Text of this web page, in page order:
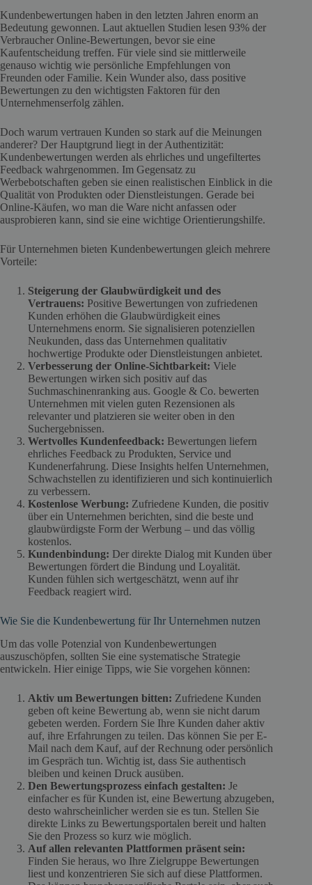
Kundenbewertungen haben in den letzten Jahren enorm an
Bedeutung gewonnen. Laut aktuellen Studien lesen 93% der
Verbraucher Online-Bewertungen, bevor sie eine
Kaufentscheidung treffen. Für viele sind sie mittlerweile
genauso wichtig wie persönliche Empfehlungen von
Freunden oder Familie. Kein Wunder also, dass positive
Bewertungen zu den wichtigsten Faktoren für den
Unternehmenserfolg zählen.
Doch warum vertrauen Kunden so stark auf die Meinungen
anderer? Der Hauptgrund liegt in der Authentizität:
Kundenbewertungen werden als ehrliches und ungefiltertes
Feedback wahrgenommen. Im Gegensatz zu
Werbebotschaften geben sie einen realistischen Einblick in die
Qualität von Produkten oder Dienstleistungen. Gerade bei
Online-Käufen, wo man die Ware nicht anfassen oder
ausprobieren kann, sind sie eine wichtige Orientierungshilfe.
Für Unternehmen bieten Kundenbewertungen gleich mehrere
Vorteile:
Steigerung der Glaubwürdigkeit und des
Vertrauens: Positive Bewertungen von zufriedenen
Kunden erhöhen die Glaubwürdigkeit eines
Unternehmens enorm. Sie signalisieren potenziellen
Neukunden, dass das Unternehmen qualitativ
hochwertige Produkte oder Dienstleistungen anbietet.
Verbesserung der Online-Sichtbarkeit: Viele
Bewertungen wirken sich positiv auf das
Suchmaschinenranking aus. Google & Co. bewerten
Unternehmen mit vielen guten Rezensionen als
relevanter und platzieren sie weiter oben in den
Suchergebnissen.
Wertvolles Kundenfeedback: Bewertungen liefern
ehrliches Feedback zu Produkten, Service und
Kundenerfahrung. Diese Insights helfen Unternehmen,
Schwachstellen zu identifizieren und sich kontinuierlich
zu verbessern.
Kostenlose Werbung: Zufriedene Kunden, die positiv
über ein Unternehmen berichten, sind die beste und
glaubwürdigste Form der Werbung – und das völlig
kostenlos.
Kundenbindung: Der direkte Dialog mit Kunden über
Bewertungen fördert die Bindung und Loyalität.
Kunden fühlen sich wertgeschätzt, wenn auf ihr
Feedback reagiert wird.
Wie Sie die Kundenbewertung für Ihr Unternehmen nutzen
Um das volle Potenzial von Kundenbewertungen
auszuschöpfen, sollten Sie eine systematische Strategie
entwickeln. Hier einige Tipps, wie Sie vorgehen können:
Aktiv um Bewertungen bitten: Zufriedene Kunden
geben oft keine Bewertung ab, wenn sie nicht darum
gebeten werden. Fordern Sie Ihre Kunden daher aktiv
auf, ihre Erfahrungen zu teilen. Das können Sie per E-
Mail nach dem Kauf, auf der Rechnung oder persönlich
im Gespräch tun. Wichtig ist, dass Sie authentisch
bleiben und keinen Druck ausüben.
Den Bewertungsprozess einfach gestalten: Je
einfacher es für Kunden ist, eine Bewertung abzugeben,
desto wahrscheinlicher werden sie es tun. Stellen Sie
direkte Links zu Bewertungsportalen bereit und halten
Sie den Prozess so kurz wie möglich.
Auf allen relevanten Plattformen präsent sein:
Finden Sie heraus, wo Ihre Zielgruppe Bewertungen
liest und konzentrieren Sie sich auf diese Plattformen.